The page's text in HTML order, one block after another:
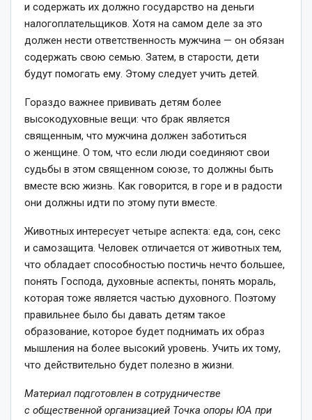
и содержать их должно государство на деньги
налогоплательщиков. Хотя на самом деле за это
должен нести ответственность мужчина — он обязан
содержать свою семью. Затем, в старости, дети
будут помогать ему. Этому следует учить детей.
Гораздо важнее прививать детям более
высокодуховные вещи: что брак является
священным, что мужчина должен заботиться
о женщине. О том, что если люди соединяют свои
судьбы в этом священном союзе, то должны быть
вместе всю жизнь. Как говорится, в горе и в радости
они должны идти по этому пути вместе.
Животных интересует четыре аспекта: еда, сон, секс
и самозащита. Человек отличается от животных тем,
что обладает способностью постичь нечто большее,
понять Господа, духовные аспекты, понять мораль,
которая тоже является частью духовного. Поэтому
правильнее было бы давать детям такое
образование, которое будет поднимать их образ
мышления на более высокий уровень. Учить их тому,
что действительно будет полезно в жизни.
Материал подготовлен в сотрудничестве
с общественной организацией Точка опоры ЮА при